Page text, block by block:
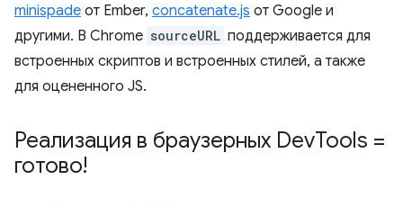
minispade от Ember, concatenate.js от Google и
другими. В Chrome sourceURL поддерживается для
встроенных скриптов и встроенных стилей, а также
для оцененного JS.
Реализация в браузерных DevTools =
готово!